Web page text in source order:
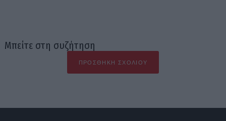
Μπείτε στη συζήτηση
ΠΡΟΣΘΉΚΗ ΣΧΟΛΊΟΥ